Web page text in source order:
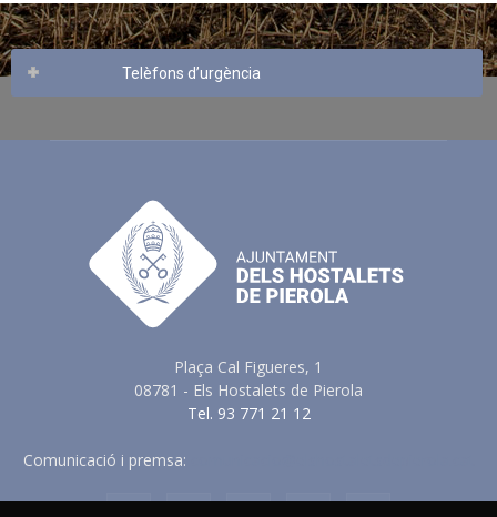
Telèfons d’urgència
Plaça Cal Figueres, 1
08781 - Els Hostalets de Pierola
Tel. 93 771 21 12
Comunicació i premsa: